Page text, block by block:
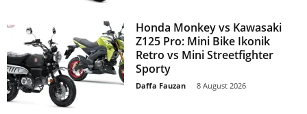
Honda Monkey vs Kawasaki
Z125 Pro: Mini Bike Ikonik
Retro vs Mini Streetfighter
Sporty
Daffa Fauzan 8 August 2026